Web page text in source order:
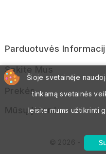
Parduotuvės
Sekite Mus
Prekės
Mūsų Įmonė
Šioje svetainėje
tinkamą svetainės
leisite mums užtikrinti
© 2026 -